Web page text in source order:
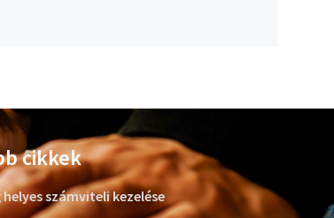
cikkek
számviteli kezelése